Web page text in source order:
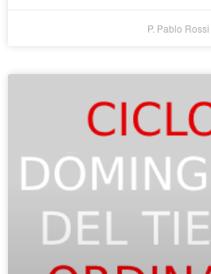
P. Pablo Rossi